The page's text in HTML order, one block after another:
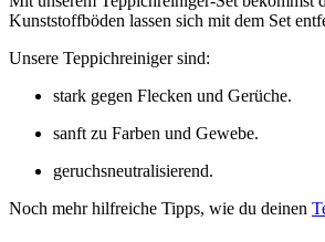
Kunststoffböden lassen sich mit dem Set
Unsere Teppichreiniger sind:
stark gegen Flecken und Gerüche.
sanft zu Farben und Gewebe.
geruchsneutralisierend.
Noch mehr hilfreiche Tipps, wie du deinen